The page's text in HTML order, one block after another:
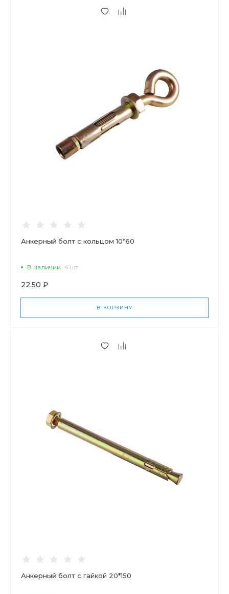
Анкерный болт с кольцом 10*60
В наличии 4 шт
22.50 ₽
В КОРЗИНУ
Анкерный болт с гайкой 20*150